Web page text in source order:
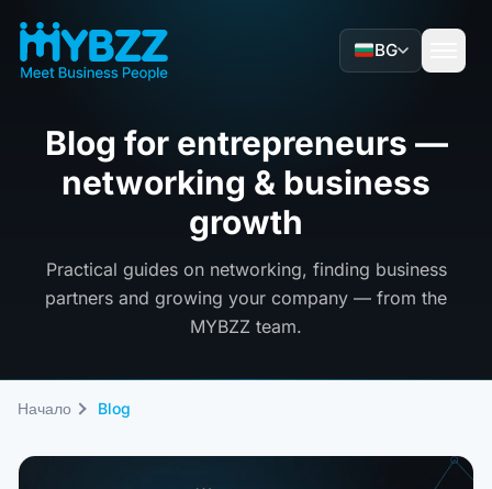
BG
Blog for entrepreneurs —
networking & business
growth
Practical guides on networking, finding business
partners and growing your company — from the
MYBZZ team.
Начало Blog